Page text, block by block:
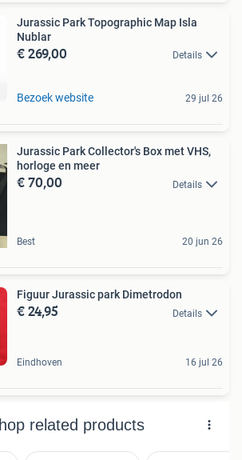
Jurassic Park Topographic Map Isla
Nublar
€ 269,00 Details
Bezoek website 29 jul 26
Jurassic Park Collector's Box met VHS,
horloge en meer
€ 70,00 Details
Best 20 jun 26
Figuur Jurassic park Dimetrodon
€ 24,95 Details
Eindhoven 16 jul 26